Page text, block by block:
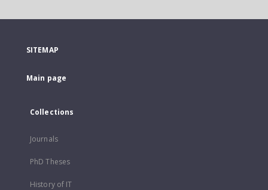
SITEMAP
Main page
Collections
Journals
PhD Theses
History of IT